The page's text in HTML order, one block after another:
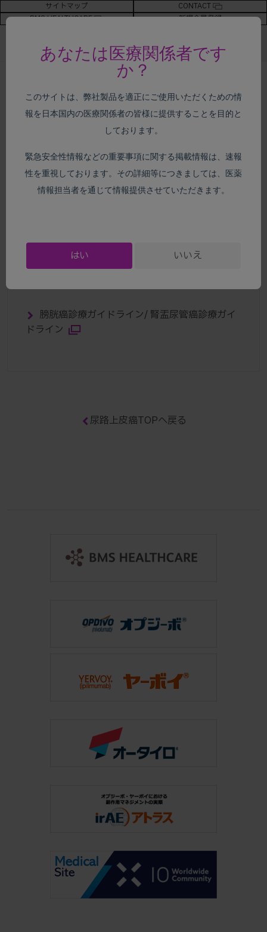
サイトマップ
CONTACT
BMS HEALTHCARE
新規会員登録
尿路上皮癌> ガイドライン
がん種別情報
ガイドライン
各種ガイドライン
膀胱癌診療ガイドライン/ 腎盂尿管癌診療ガイ
ドライン
尿路上皮癌TOPへ戻る
あなたは医療関係者です
か？
このサイトは、弊社製品を適正にご使用いただくための情
報を日本国内の医療関係者の皆様に提供することを目的と
しております。
緊急安全性情報などの重要事項に関する掲載情報は、速報
性を重視しております。その詳細等につきましては、医薬
情報担当者を通じて情報提供させていただきます。
はい いいえ